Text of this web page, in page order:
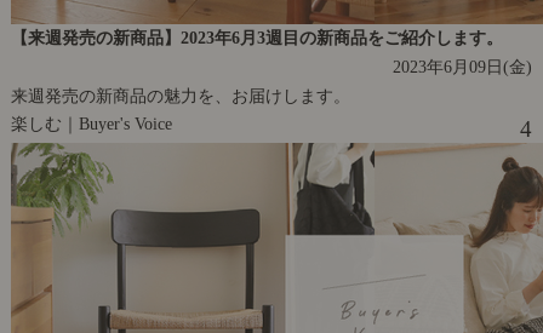
【来週発売の新商品】2023年6月3週目の新商品をご紹介します。
2023年6月09日(金)
来週発売の新商品の魅力を、お届けします。
楽しむ｜Buyer's Voice
4